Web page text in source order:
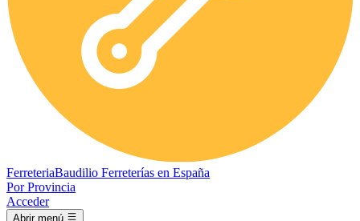
FerreteriaBaudilio Ferreterías en España
Por Provincia
Acceder
Abrir menú